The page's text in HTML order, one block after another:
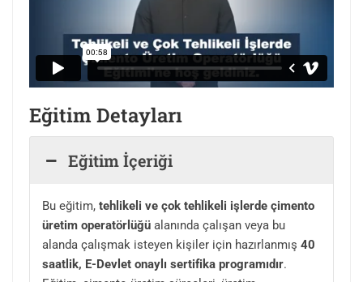
Eğitim Detayları
Eğitim İçeriği
Bu eğitim, tehlikeli ve çok tehlikeli işlerde çimento
üretim operatörlüğü alanında çalışan veya bu
alanda çalışmak isteyen kişiler için hazırlanmış 40
saatlik, E-Devlet onaylı sertifika programıdır.